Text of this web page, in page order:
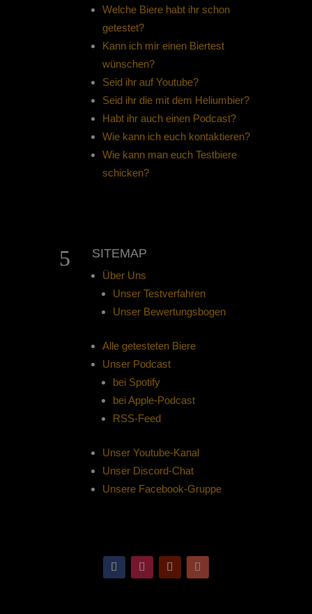
Welche Biere habt ihr schon
getestet?
Kann ich mir einen Biertest
wünschen?
Seid ihr auf Youtube?
Seid ihr die mit dem Heliumbier?
Habt ihr auch einen Podcast?
Wie kann ich euch kontaktieren?
Wie kann man euch Testbiere
schicken?
5 SITEMAP
Über Uns
Unser Testverfahren
Unser Bewertungsbogen
Alle getesteten Biere
Unser Podcast
bei Spotify
bei Apple-Podcast
RSS-Feed
Unser Youtube-Kanal
Unser Discord-Chat
Unsere Facebook-Gruppe